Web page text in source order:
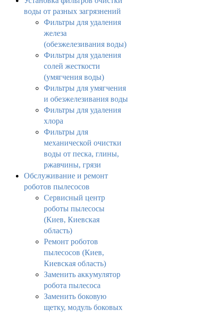
воды от разных загрязнений
Фильтры для удаления
железа
(обезжелезивания воды)
Фильтры для удаления
солей жесткости
(умягчения воды)
Фильтры для умягчения
и обезжелезивания воды
Фильтры для удаления
хлора
Фильтры для
механической очистки
воды от песка, глины,
ржавчины, грязи
Обслуживание и ремонт
роботов пылесосов
Сервисный центр
роботы пылесосы
(Киев, Киевская
область)
Ремонт роботов
пылесосов (Киев,
Киевская область)
Заменить аккумулятор
робота пылесоса
Заменить боковую
щетку, модуль боковых